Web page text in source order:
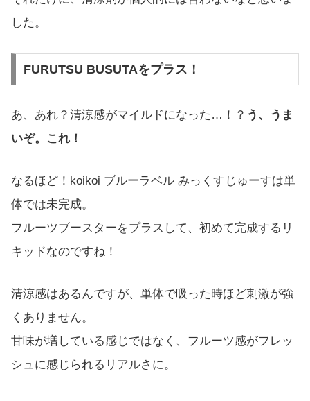
した。
FURUTSU BUSUTAをプラス！
あ、あれ？清涼感がマイルドになった…！？ う、うま
いぞ。これ！
なるほど！koikoi ブルーラベル みっくすじゅーすは単
体では未完成。
フルーツブースターをプラスして、初めて完成するリ
キッドなのですね！
清涼感はあるんですが、単体で吸った時ほど刺激が強
くありません。
甘味が増している感じではなく、フルーツ感がフレッ
シュに感じられるリアルさに。